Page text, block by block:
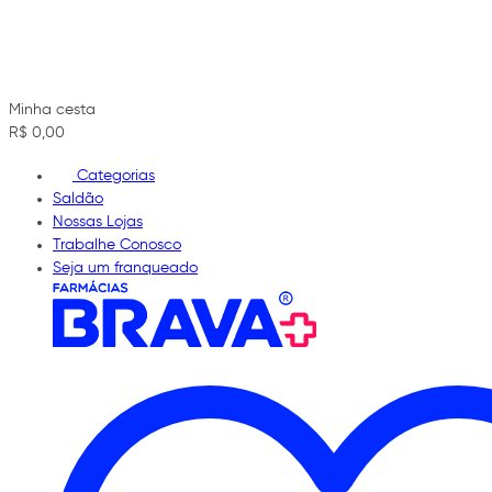
Minha cesta
R$ 0,00
Categorias
Saldão
Nossas Lojas
Trabalhe Conosco
Seja um franqueado